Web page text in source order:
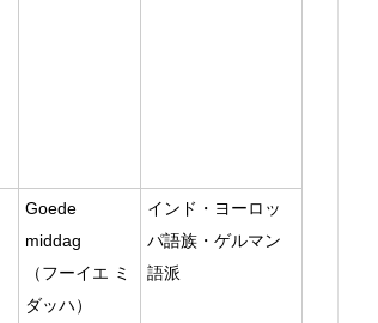
Goede
middag
（フーイエ ミ
ダッハ）
インド・ヨーロッ
パ語族・ゲルマン
語派